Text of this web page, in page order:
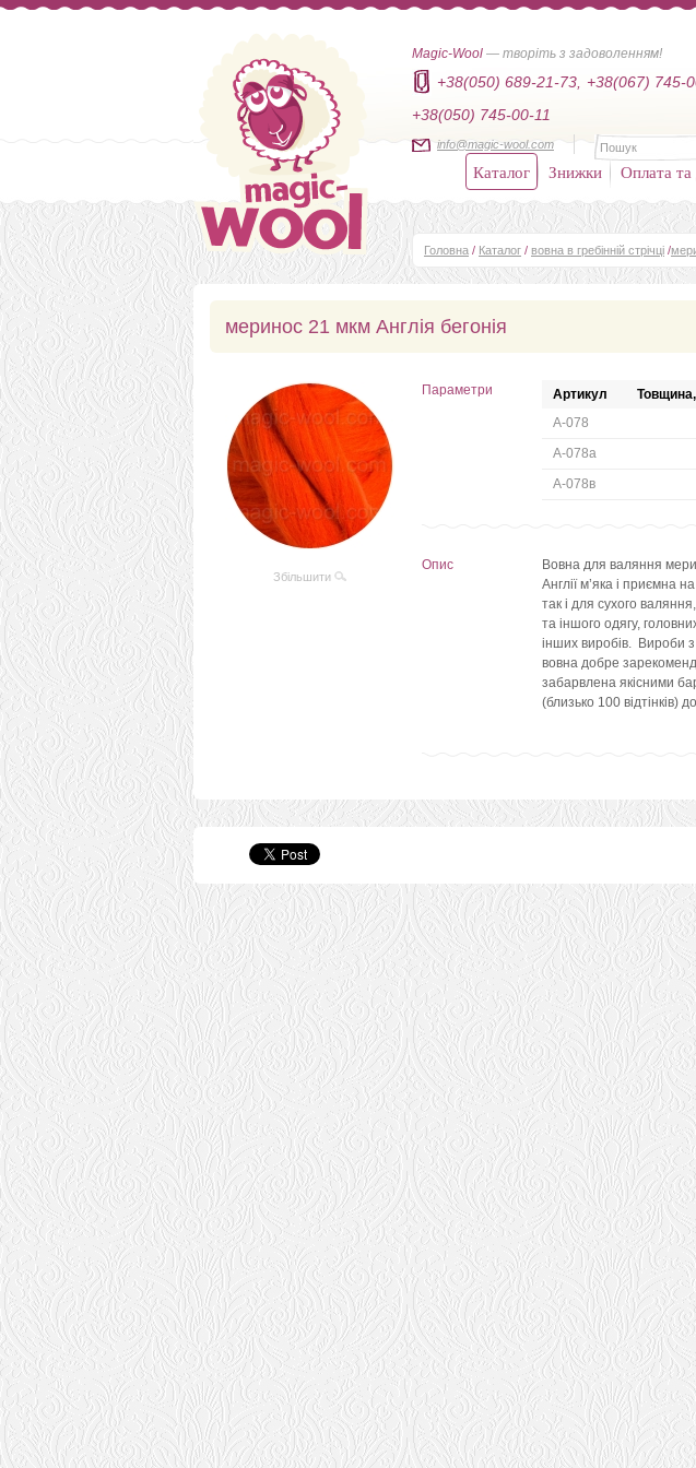
Magic-Wool — творіть з задоволенням!
+38(050) 689-21-73,
+38(067) 745-
+38(050) 745-00-11
info@magic-wool.com
Каталог Знижки Оплата та
Головна / Каталог / вовна в гребінній стрічці /
меринос 21 мкм Англія бегонія
Збільшити
Параметри Артикул
А-078
А-078а
А-078в
Опис
Вовна для валяння
Англії м’яка і приємна
так і для сухого
та іншого одягу,
інших виробів. Вироби з
вовна добре
забарвлена якісними
(близько 100 відтінків)